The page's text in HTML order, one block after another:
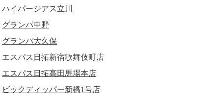
ハイパージアス立川
グランパ中野
グランパ大久保
エスパス日拓新宿歌舞伎町店
エスパス日拓高田馬場本店
ビックディッパー新橋1号店